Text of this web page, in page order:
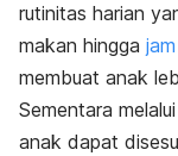
rutinitas harian
makan hingga
membuat anak
Sementara melalui
anak dapat